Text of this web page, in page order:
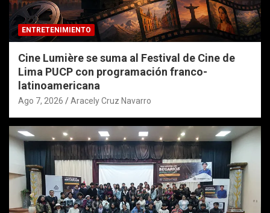
ENTRETENIMIENTO
Cine Lumière se suma al Festival de Cine de
Lima PUCP con programación franco-
latinoamericana
Ago 7, 2026 Aracely Cruz Navarro